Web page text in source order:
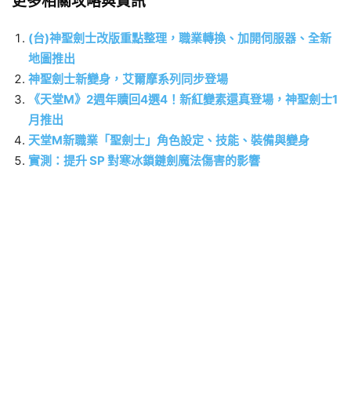
(台)神聖劍士改版重點整理，職業轉換、加開伺服器、全新
地圖推出
神聖劍士新變身，艾爾摩系列同步登場
《天堂M》2週年贖回4選4！新紅變素還真登場，神聖劍士1
月推出
天堂M新職業「聖劍士」角色設定、技能、裝備與變身
實測：提升 SP 對寒冰鎖鏈劍魔法傷害的影響